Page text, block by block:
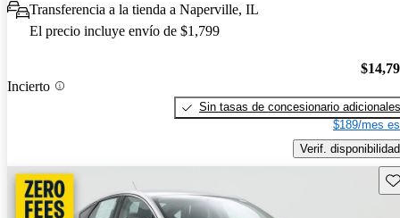
Transferencia a la tienda a Naperville, IL
El precio incluye envío de $1,799
Incierto
Sin tasas de concesionario adicionales
$189/mes
Verif. disponibilidad